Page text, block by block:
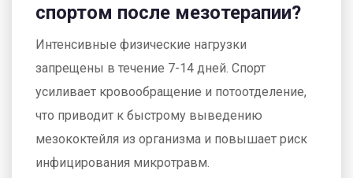
спортом после мезотерапии?
Интенсивные физические нагрузки
запрещены в течение 7-14 дней. Спорт
усиливает кровообращение и потоотделение,
что приводит к быстрому выведению
мезококтейля из организма и повышает риск
инфицирования микротравм.